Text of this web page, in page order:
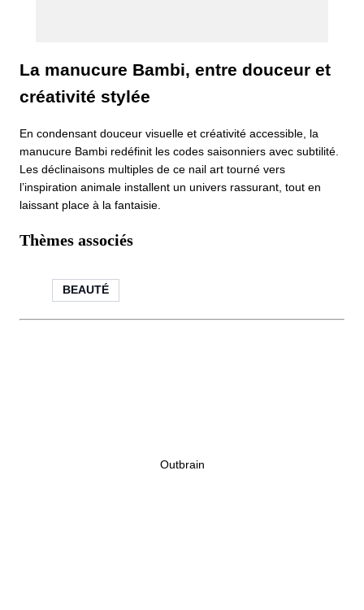
La manucure Bambi, entre douceur et
créativité stylée
En condensant douceur visuelle et créativité accessible, la
manucure Bambi redéfinit les codes saisonniers avec subtilité.
Les déclinaisons multiples de ce nail art tourné vers
l’inspiration animale installent un univers rassurant, tout en
laissant place à la fantaisie.
Thèmes associés
BEAUTÉ
Outbrain